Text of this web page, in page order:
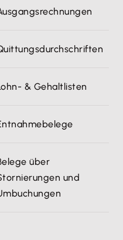
& Gehaltlisten
über
und